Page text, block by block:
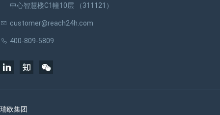
中心智慧楼C1幢10层 （311121）
customer@reach24h.com
400-809-5809
瑞欧集团